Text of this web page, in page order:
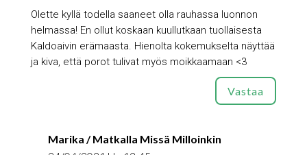
Olette kyllä todella saaneet olla rauhassa luonnon
helmassa! En ollut koskaan kuullutkaan tuollaisesta
Kaldoaivin erämaasta. Hienolta kokemukselta näyttää
ja kiva, että porot tulivat myös moikkaamaan <3
Vastaa
Marika / Matkalla Missä Milloinkin